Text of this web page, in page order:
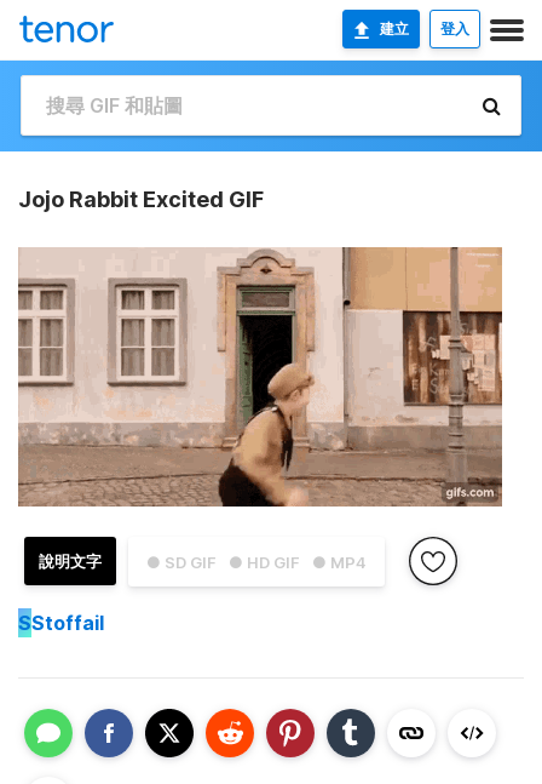
建立 登入
Jojo Rabbit Excited GIF
● SD GIF ● HD GIF ● MP4
說明文字
SStoffail